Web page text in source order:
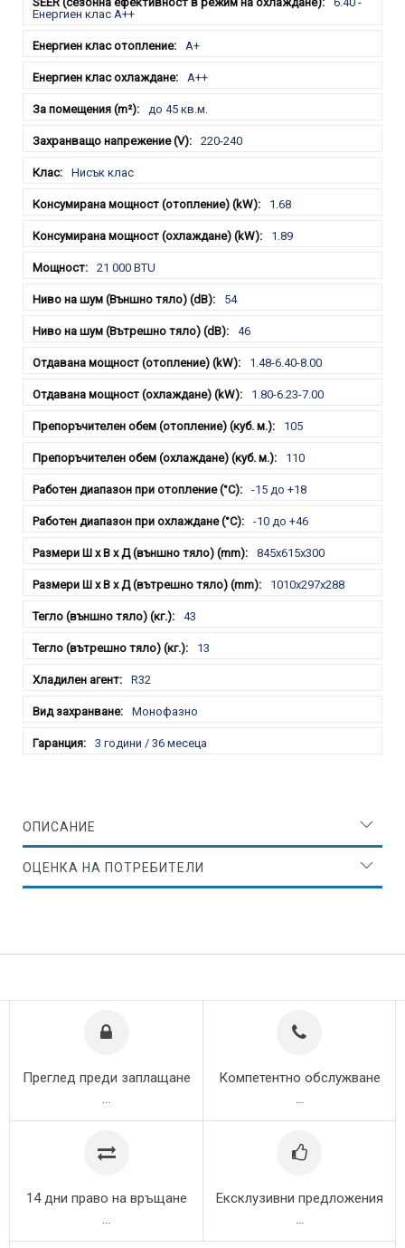
Енергиен клас A++
A+
A++
до 45 кв.м.
220-240
Нисък клас
1.68
1.89
21 000 BTU
54
46
1.48-6.40-8.00
1.80-6.23-7.00
105
110
-15 до +18
-10 до +46
845x615x300
1010x297x288
43
13
R32
Монофазно
3 години / 36 месеца
ОПИСАНИЕ
ОЦЕНКА НА ПОТРЕБИТЕЛИ
Преглед преди заплащане
...
Компетентно обслужване
...
14 дни право на връщане
...
Ексклузивни предложения
...